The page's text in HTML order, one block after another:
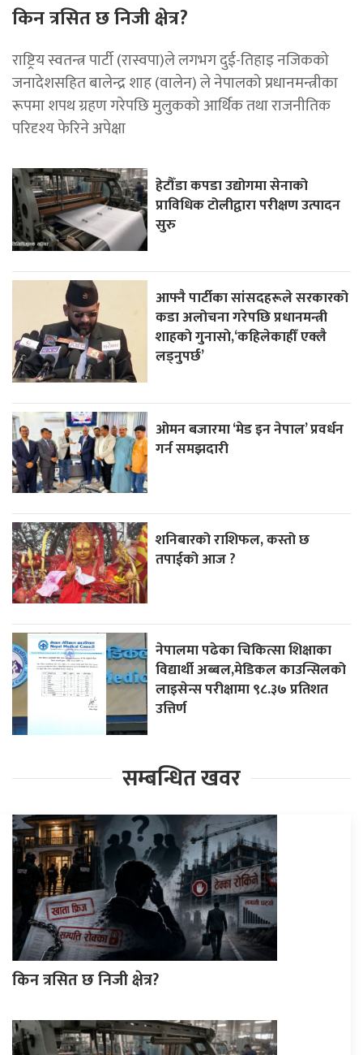
किन त्रसित छ निजी क्षेत्र?
राष्ट्रिय स्वतन्त्र पार्टी (रास्वपा)ले लगभग दुई-तिहाइ नजिकको
जनादेशसहित बालेन्द्र शाह (वालेन) ले नेपालको प्रधानमन्त्रीका
रूपमा शपथ ग्रहण गरेपछि मुलुकको आर्थिक तथा राजनीतिक
परिदृश्य फेरिने अपेक्षा
हेटौँडा कपडा उद्योगमा सेनाको
प्राविधिक टोलीद्वारा परीक्षण उत्पादन
सुरु
आफ्नै पार्टीका सांसदहरूले सरकारको
कडा अलोचना गरेपछि प्रधानमन्त्री
शाहकाे गुनासाे,‘कहिलेकाहीँ एक्लै
लड्नुपर्छ’
ओमन बजारमा ‘मेड इन नेपाल’ प्रवर्धन
गर्न समझदारी
शनिबारको राशिफल, कस्तो छ
तपाईको आज ?
नेपालमा पढेका चिकित्सा शिक्षाका
विद्यार्थी अब्बल,मेडिकल काउन्सिलको
लाइसेन्स परीक्षामा ९८.३७ प्रतिशत
उत्तिर्ण
सम्बन्धित खवर
किन त्रसित छ निजी क्षेत्र?